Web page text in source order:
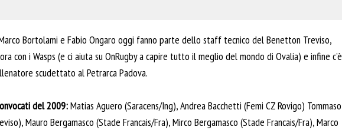
Bortolami e Fabio Ongaro oggi fanno parte dello staff tecnico del Benetton Treviso,
con i Wasps (e ci aiuta su OnRugby a capire tutto il meglio del mondo di Ovalia) e infine c’è
scudettato al Petrarca Padova.
del 2009:Matias Aguero (Saracens/Ing), Andrea Bacchetti (Femi CZ Rovigo) Tommaso
Mauro Bergamasco (Stade Francais/Fra), Mirco Bergamasco (Stade Francais/Fra), Marco